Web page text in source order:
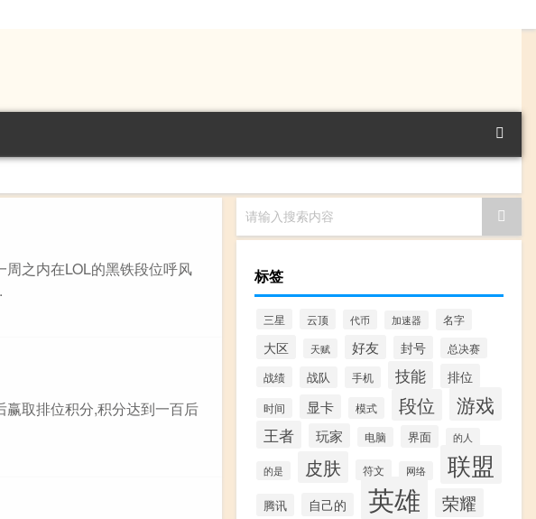
之内在LOL的黑铁段位呼风
取排位积分,积分达到一百后
请输入搜索内容
标签
三星 云顶 代币 加速器 名字
大区 天赋 好友 封号
总决赛
战绩
战队 手机 技能 排位
时间 显卡 模式 段位 游戏
王者 玩家 电脑 界面 的人
的是 皮肤 符文 网络 联盟
腾讯 自己的 英雄 荣耀